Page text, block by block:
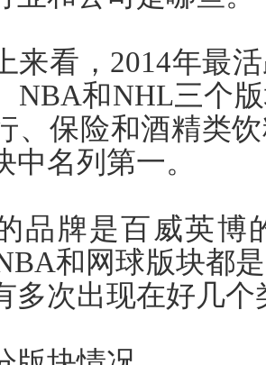
来看，2014年最
NBA和NHL三个
、保险和酒精类
中名列第一。
品牌是百威英博
和网球版块都
多次出现在好几